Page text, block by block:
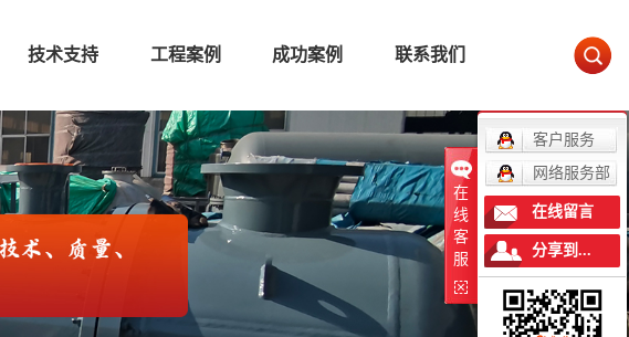
技术支持 工程案例 成功案例 联系我们
在
线
客
服
客户服务
网络服务部
在线留言
分享到...